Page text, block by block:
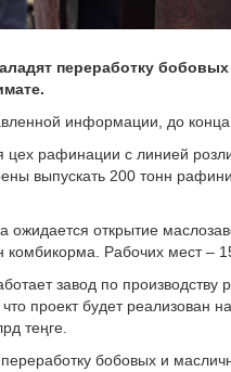
переработку
информации, до конца
цех рафинации с линией
выпускать 200 тонн
ожидается открытие
комбикорма. Рабочих мест –
завод по
проект будет реализован
теңге.
бобовых и